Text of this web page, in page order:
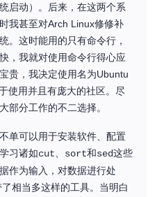
启动）。后来，在这两个系
我甚至对Arch Linux修修补
。这时能用的只有命令行，
，我就对使用命令行得心应
贵，我决定使用名为Ubuntu
使用并且有庞大的社区。尽
部分工作的不二选择。
单可以用于安装软件、配置
习诸如cut sort和sed这些
作为输入，对数据进行处
相当多这样的工具。当明白